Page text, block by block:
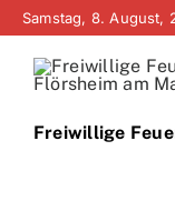
Zum
springen
Samstag, 8. August,
Freiwillige